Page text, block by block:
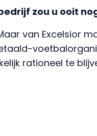
zou u ooit
van Excelsior
rationeel te